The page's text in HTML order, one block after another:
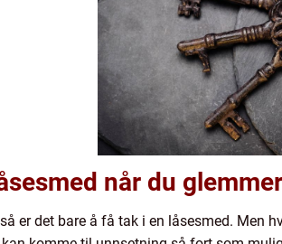
når du
er det bare å få tak i en låsesmed. Men